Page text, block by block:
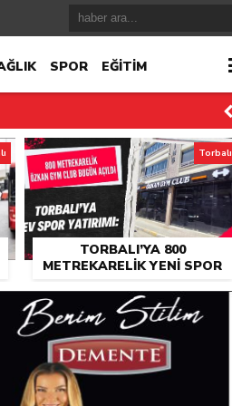
SPOR EĞİTİM
TORBALI’YA 800
METREKARELIK YENI SPOR
AÇILDI
Torbalı